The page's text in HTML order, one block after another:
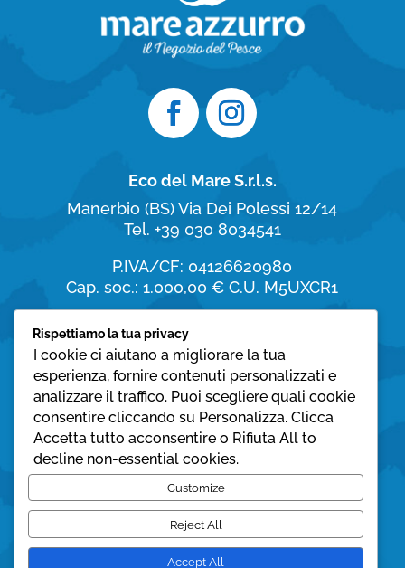
Eco del Mare S.r.l.s.
Manerbio (BS)Via Dei Polessi 12/14
Tel. +39 030 8034541
P.IVA/CF: 04126620980
Cap. soc.: 1.000,00 €C.U. M5UXCR1
Orari di apertura
dal Lunedì al Sabato:
8:30 – 19:30
Domenica:
08:30 – 12:30
Privacy policy
Cookie policy
Rispettiamo la tua privacy
I cookie ci aiutano a migliorare la tua
esperienza, fornire contenuti personalizzati e
analizzare il traffico. Puoi scegliere quali cookie
consentire cliccando su Personalizza. Clicca
Accetta tutto acconsentire o Rifiuta All to
decline non-essential cookies.
Customize
Reject All
Accept All